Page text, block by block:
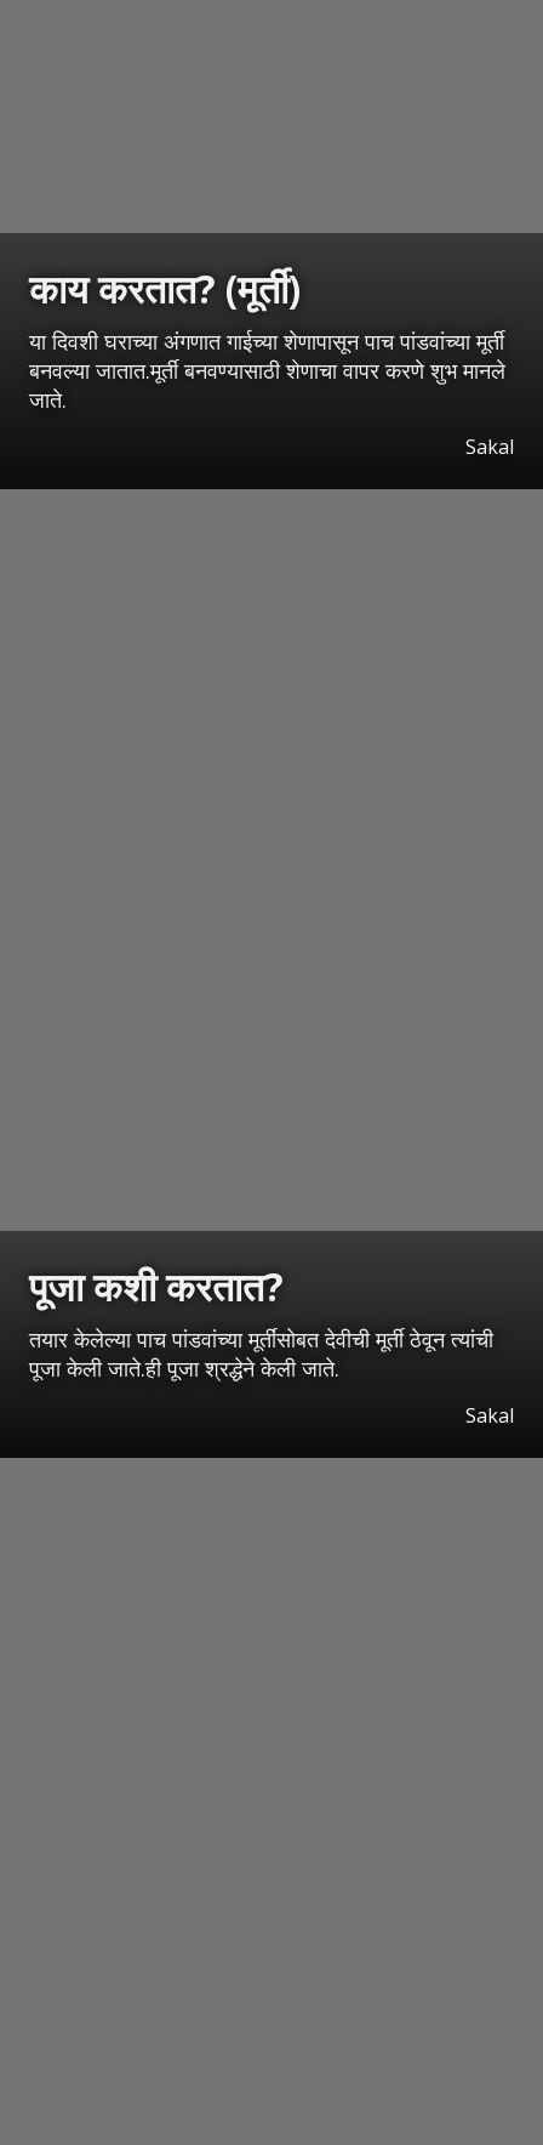
काय करतात? (मूर्ती)
या दिवशी घराच्या अंगणात गाईच्या शेणापासून पाच पांडवांच्या मूर्ती
बनवल्या जातात.मूर्ती बनवण्यासाठी शेणाचा वापर करणे शुभ मानले
जाते.
Sakal
पूजा कशी करतात?
तयार केलेल्या पाच पांडवांच्या मूर्तींसोबत देवीची मूर्ती ठेवून त्यांची
पूजा केली जाते.ही पूजा श्रद्धेने केली जाते.
Sakal